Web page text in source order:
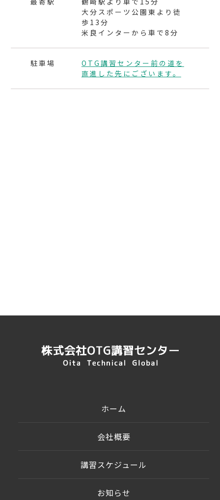
大分スポーツ公園東より徒
歩13分
米良インターから車で8分
駐車場
OTG講習センター前の道を
直進した先にございます。
ホーム
会社概要
講習スケジュール
お知らせ